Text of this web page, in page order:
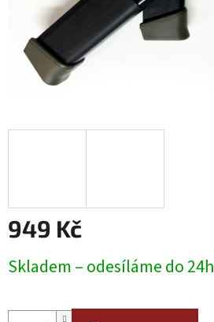
949 Kč
cena:
Skladem – odesíláme do 24h